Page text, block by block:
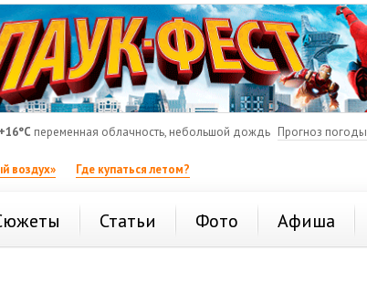
переменная облачность, небольшой дождь Прогноз погоды
воздух» Где купаться летом?
Статьи Фото Афиша